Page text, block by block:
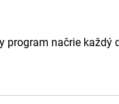
program načrie každý